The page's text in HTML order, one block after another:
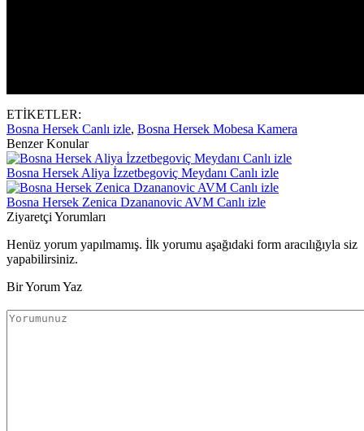
ETİKETLER:
Bosna Hersek Canlı izle, Bosna Hersek Mobesa Kamera
Benzer Konular
Bosna Hersek Aliya İzzetbegoviç Meydanı Canlı izle
Bosna Hersek Zenica Dzananovic AVM Canlı izle
Ziyaretçi Yorumları
Henüz yorum yapılmamış. İlk yorumu aşağıdaki form aracılığıyla siz
yapabilirsiniz.
Bir Yorum Yaz